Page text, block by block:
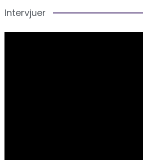
Intervjuer